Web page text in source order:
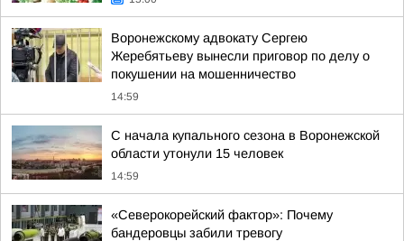
Воронежскому адвокату Сергею
Жеребятьеву вынесли приговор по делу о
покушении на мошенничество
14:59
С начала купального сезона в Воронежской
области утонули 15 человек
14:59
«Северокорейский фактор»: Почему
бандеровцы забили тревогу